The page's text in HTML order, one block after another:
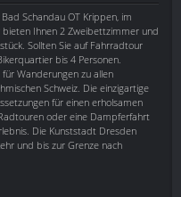
Schandau OT Krippen, im
bieten Ihnen 2 Zweibettzimmer und
Sollten Sie auf Fahrradtour
bis 4 Personen.
Wanderungen zu allen
Schweiz. Die einzigartige
für einen erholsamen
Radtouren oder eine Dampferfahrt
Die Kunststadt Dresden
und bis zur Grenze nach